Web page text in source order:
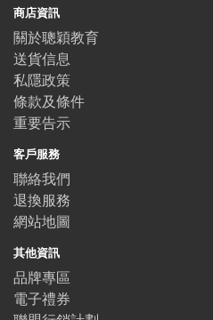
商店資訊
關於聰穎教育
送貨信息
私隱政策
條款及條件
重要告示
客戶服務
聯絡我們
退換服務
網站地圖
其他資訊
品牌專區
電子禮券